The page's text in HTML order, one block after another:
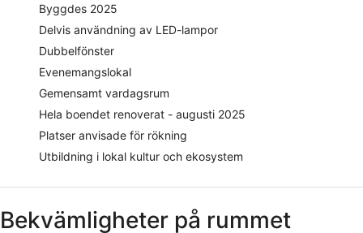
Byggdes 2025
Delvis användning av LED-lampor
Dubbelfönster
Evenemangslokal
Gemensamt vardagsrum
Hela boendet renoverat - augusti 2025
Platser anvisade för rökning
Utbildning i lokal kultur och ekosystem
Bekvämligheter på rummet